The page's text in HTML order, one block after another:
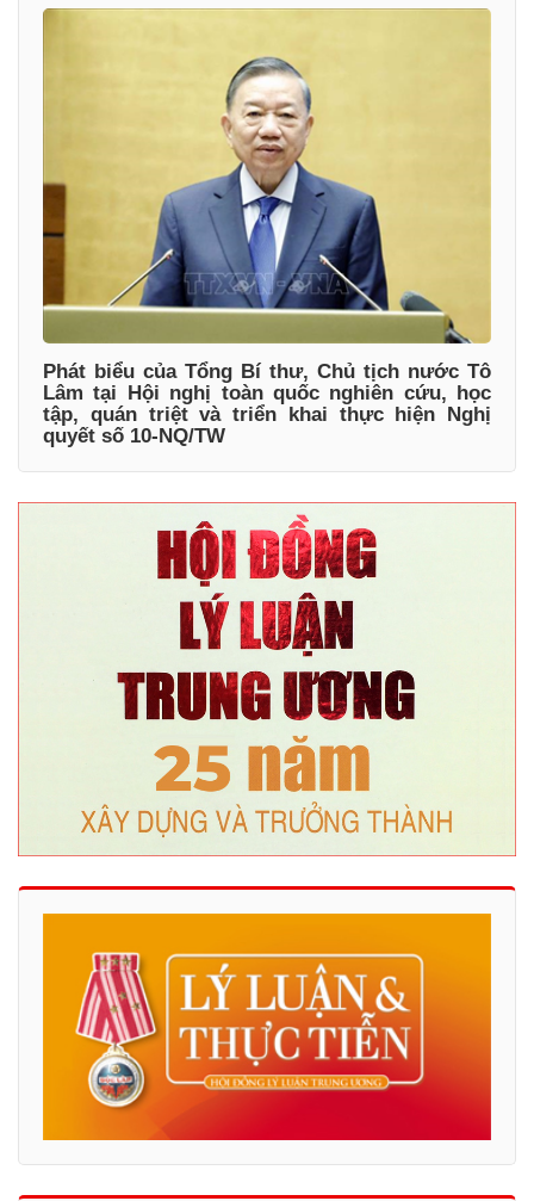
Phát biểu của Tổng Bí thư, Chủ tịch nước Tô
Lâm tại Hội nghị toàn quốc nghiên cứu, học
tập, quán triệt và triển khai thực hiện Nghị
quyết số 10-NQ/TW